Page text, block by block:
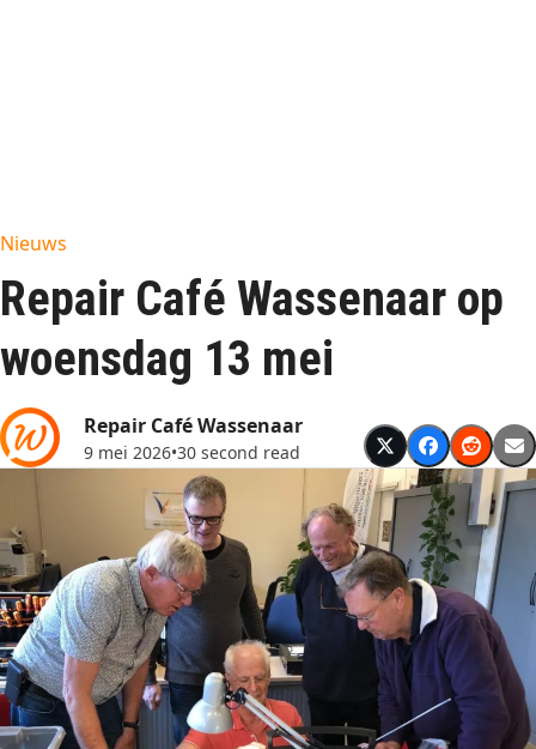
Nieuws
Repair Café Wassenaar op
woensdag 13 mei
Repair Café Wassenaar
9 mei 2026•30 second read